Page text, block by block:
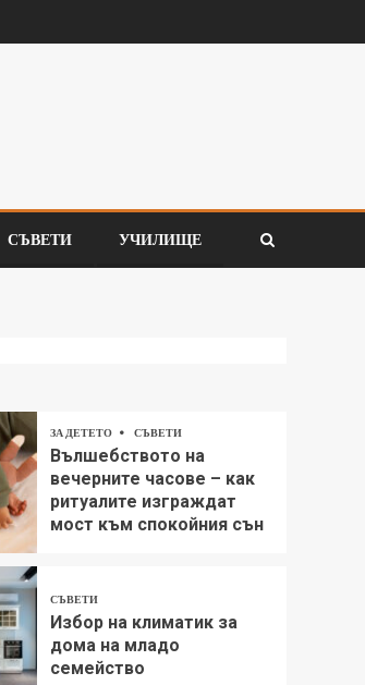
СЪВЕТИ УЧИЛИЩЕ
ЗА ДЕТЕТО СЪВЕТИ
Вълшебството на
вечерните часове – как
ритуалите изграждат
мост към спокойния сън
СЪВЕТИ
Избор на климатик за
дома на младо
семейство